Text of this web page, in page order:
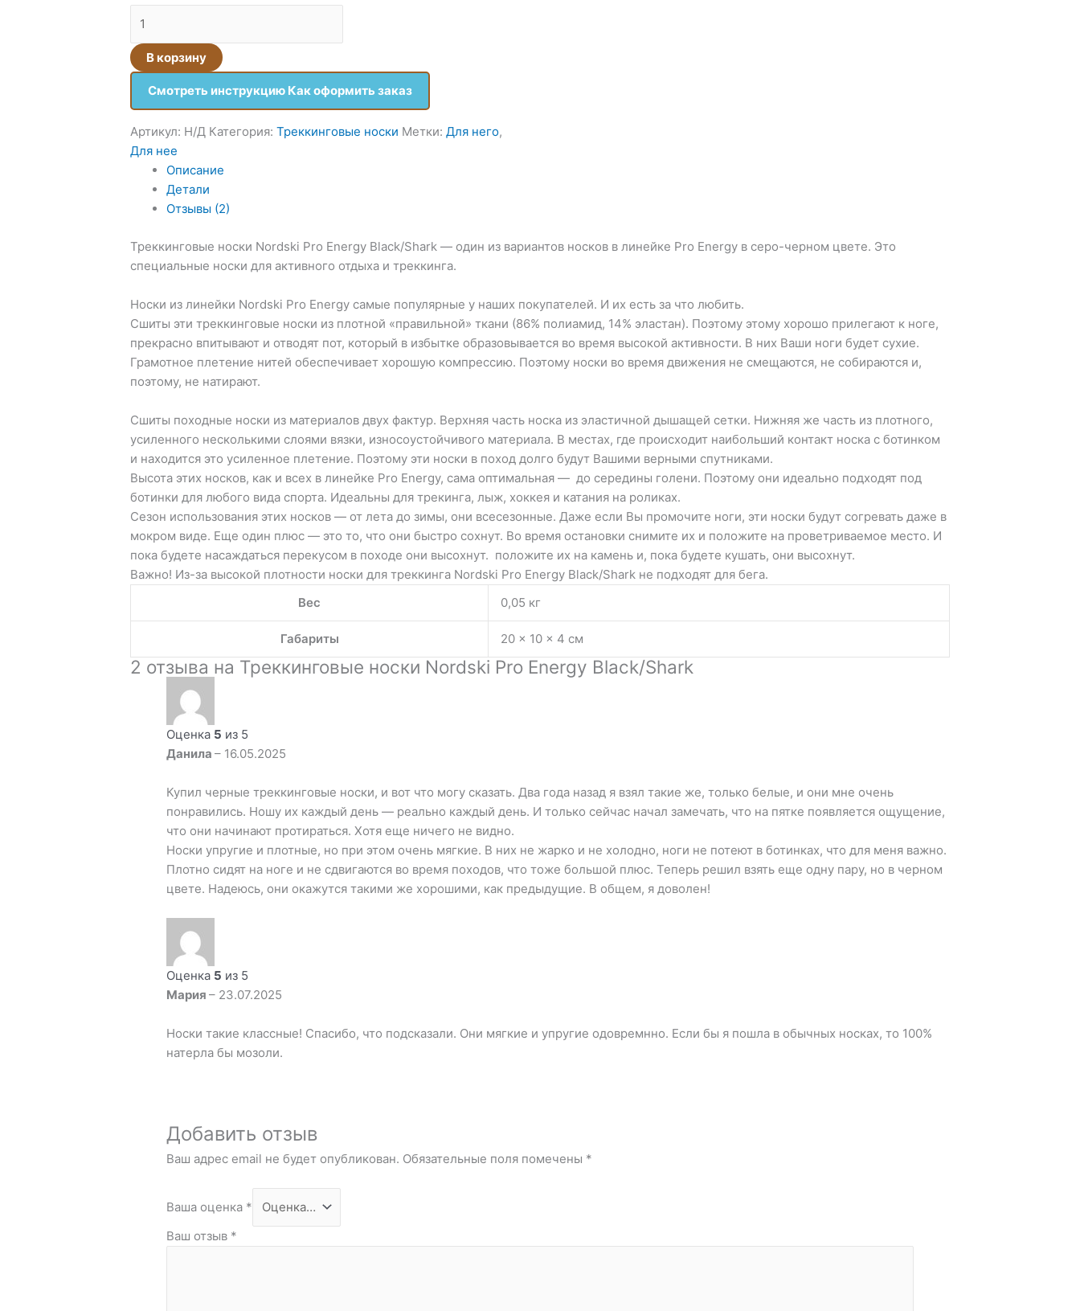
В корзину
Смотреть инструкцию Как оформить заказ
Артикул: Н/Д Категория: Треккинговые носки Метки: Для него,
Для нее
Описание
Детали
Отзывы (2)
Треккинговые носки Nordski Pro Energy Black/Shark — один из вариантов носков в линейке Pro Energy в серо-черном цвете. Это
специальные носки для активного отдыха и треккинга.
Носки из линейки Nordski Pro Energy самые популярные у наших покупателей. И их есть за что любить.
Сшиты эти треккинговые носки из плотной «правильной» ткани (86% полиамид, 14% эластан). Поэтому этому хорошо прилегают к ноге,
прекрасно впитывают и отводят пот, который в избытке образовывается во время высокой активности. В них Ваши ноги будет сухие.
Грамотное плетение нитей обеспечивает хорошую компрессию. Поэтому носки во время движения не смещаются, не собираются и,
поэтому, не натирают.
Сшиты походные носки из материалов двух фактур. Верхняя часть носка из эластичной дышащей сетки. Нижняя же часть из плотного,
усиленного несколькими слоями вязки, износоустойчивого материала. В местах, где происходит наибольший контакт носка с ботинком
и находится это усиленное плетение. Поэтому эти носки в поход долго будут Вашими верными спутниками.
Высота этих носков, как и всех в линейке Pro Energy, сама оптимальная — до середины голени. Поэтому они идеально подходят под
ботинки для любого вида спорта. Идеальны для трекинга, лыж, хоккея и катания на роликах.
Сезон использования этих носков — от лета до зимы, они всесезонные. Даже если Вы промочите ноги, эти носки будут согревать даже в
мокром виде. Еще один плюс — это то, что они быстро сохнут. Во время остановки снимите их и положите на проветриваемое место. И
пока будете насаждаться перекусом в походе они высохнут. положите их на камень и, пока будете кушать, они высохнут.
Важно! Из-за высокой плотности носки для треккинга Nordski Pro Energy Black/Shark не подходят для бега.
Вес
0,05 кг
Габариты 20 × 10 × 4 см
2 отзыва на Треккинговые носки Nordski Pro Energy Black/Shark
Оценка 5 из 5
Данила – 16.05.2025
Купил черные треккинговые носки, и вот что могу сказать. Два года назад я взял такие же, только белые, и они мне очень
понравились. Ношу их каждый день — реально каждый день. И только сейчас начал замечать, что на пятке появляется ощущение,
что они начинают протираться. Хотя еще ничего не видно.
Носки упругие и плотные, но при этом очень мягкие. В них не жарко и не холодно, ноги не потеют в ботинках, что для меня важно.
Плотно сидят на ноге и не сдвигаются во время походов, что тоже большой плюс. Теперь решил взять еще одну пару, но в черном
цвете. Надеюсь, они окажутся такими же хорошими, как предыдущие. В общем, я доволен!
Оценка 5 из 5
Мария – 23.07.2025
Носки такие классные! Спасибо, что подсказали. Они мягкие и упругие одовремнно. Если бы я пошла в обычных носках, то 100%
натерла бы мозоли.
Добавить отзыв
Ваш адрес email не будет опубликован. Обязательные поля помечены *
Ваша оценка *
Ваш отзыв *